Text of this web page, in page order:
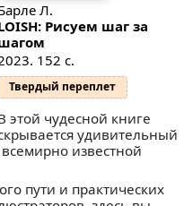
Л.
Рисуем шаг за
152 с.
Твердый переплет
этой чудесной книге
удивительный
известной
пути и практических